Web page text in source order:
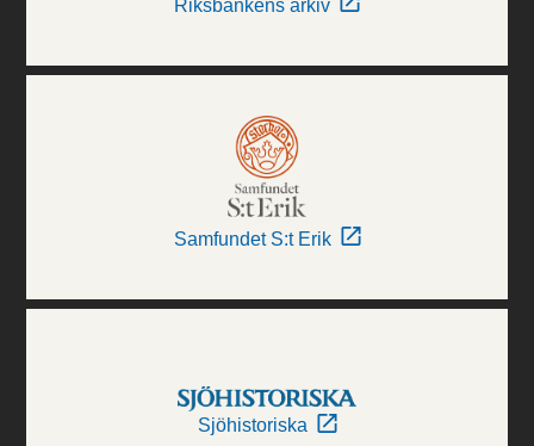
Riksbankens arkiv
Samfundet S:t Erik
Sjöhistoriska